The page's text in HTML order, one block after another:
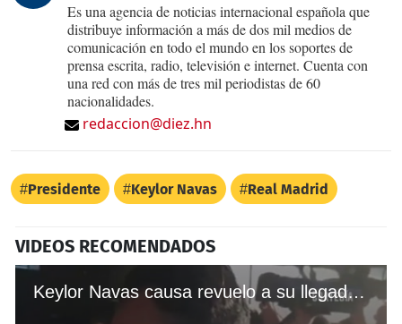
Es una agencia de noticias internacional española que
distribuye información a más de dos mil medios de
comunicación en todo el mundo en los soportes de
prensa escrita, radio, televisión e internet. Cuenta con
una red con más de tres mil periodistas de 60
nacionalidades.
redaccion@diez.hn
Presidente Keylor Navas Real Madrid
VIDEOS RECOMENDADOS
Keylor Navas causa revuelo a su llegada a Costa Rica.